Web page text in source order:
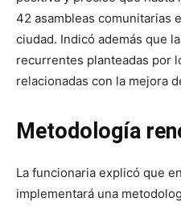
42 asambleas comunitarias
ciudad. Indicó además que
recurrentes planteadas por
relacionadas con la mejora
Metodología
La funcionaria explicó que
implementará una